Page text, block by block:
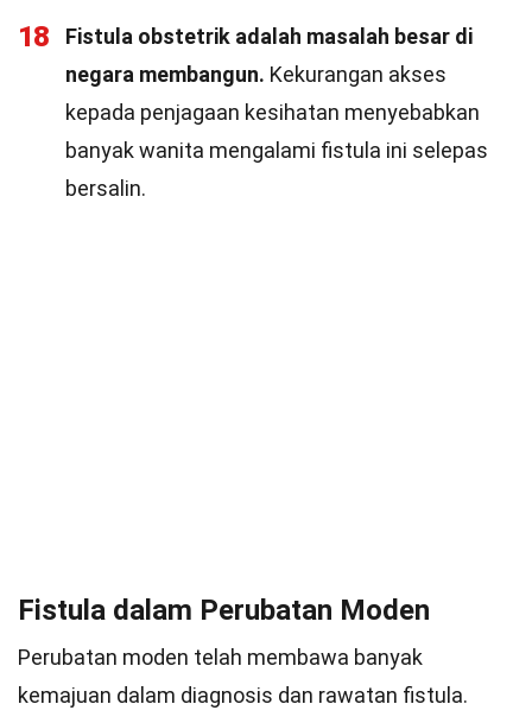
18
Fistula obstetrik adalah masalah besar di
negara membangun. Kekurangan akses
kepada penjagaan kesihatan menyebabkan
banyak wanita mengalami fistula ini selepas
bersalin.
Fistula dalam Perubatan Moden
Perubatan moden telah membawa banyak
kemajuan dalam diagnosis dan rawatan fistula.